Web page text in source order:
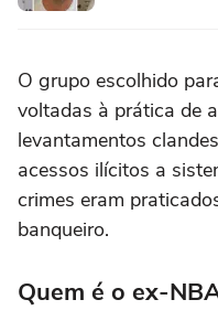
O grupo escolhido
voltadas à prática de
levantamentos
acessos ilícitos a
crimes eram
banqueiro.
Quem é o ex-